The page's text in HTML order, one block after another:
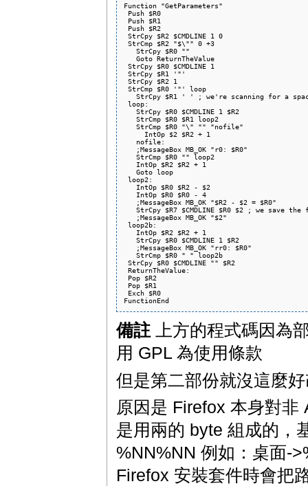
Function "GetParameters"
Push $R0
Push $R1
Push $R2
StrCpy $R2 $CMDLINE 1 0
StrCmp $R2 "$\"" 0 +3
   StrCpy $R0 ""
   Goto ReturnTheValue
StrCpy $R0 $CMDLINE 1
StrCpy $R1 '"'
StrCpy $R2 1
StrCmp $R0 '"' loop
StrCpy $R1 ' ' ; we're scanning for a
loop:
   StrCpy $R0 $CMDLINE 1 $R2
   StrCmp $R0 $R1 loop2
   StrCmp $R0 "\" "" "nofile"
     IntOp $2 $R2 + 1
   nofile:
   ;MessageBox MB_OK "r0: $R0"
   StrCmp $R0 "" loop2
   IntOp $R2 $R2 + 1
   Goto loop
loop2:
   IntOp $R0 $R2 - $2
   IntOp $R0 $R0 - 4
   ;MessageBox MB_OK "$R2 - $2 = $R0"
StrCpy $R7 $CMDLINE $R0 $2 ; we save the
   ;MessageBox MB_OK "$2"
loop2b:
   IntOp $R2 $R2 + 1
   StrCpy $R0 $CMDLINE 1 $R2
   ;MessageBox MB_OK "rr0: $R0"
   StrCmp $R0 " " loop2b
StrCpy $R0 $CMDLINE "" $R2
ReturnTheValue:
Pop $R2
Pop $R1
Exch $R0
FunctionEnd
備註上方的程式碼因為
用 GPL 為使用條款
但是第二部份就沒這麼
原因是 Firefox 本身對
是用兩的 byte 組成的，
%NN%NN 例如：桌面-
Firefox 安裝套件時會把